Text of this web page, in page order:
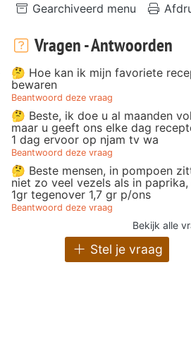
Gearchiveerd menu
Vragen - Antwoorden
🤔 Hoe kan ik mijn favoriete
bewaren
Beantwoord deze vraag
🤔 Beste, ik doe u al maanden
maar u geeft ons elke dag
1 dag ervoor op njam tv wa
Beantwoord deze vraag
🤔 Beste mensen, in pompoen
niet zo veel vezels als in
1gr tegenover 1,7 gr p/ons
Beantwoord deze vraag
Bekijk alle
Stel je vraag